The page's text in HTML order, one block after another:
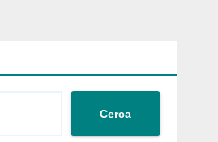
Cerca